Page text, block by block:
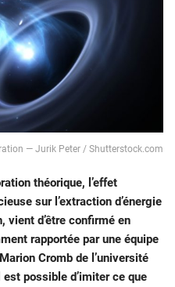
— Jurik Peter / Shutterstock.com
théorique, l’effet
sur l’extraction d’énergie
vient d’être confirmé en
rapportée par une équipe
Cromb de l’université
possible d’imiter ce que